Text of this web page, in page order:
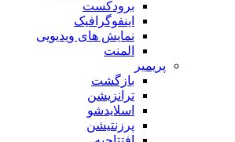
برودکست
اینفوگرافیک
نمایش های ویدیویی
المنت
پریمیر
بازگشت
ترانزیشن
اسلایدشو
پرزنتیشن